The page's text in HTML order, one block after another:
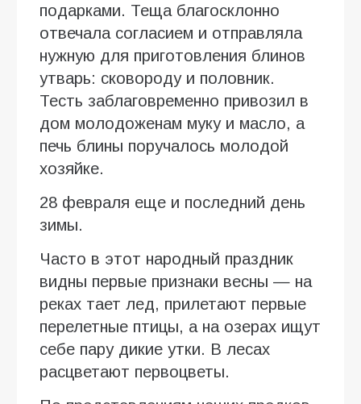
подарками. Теща благосклонно
отвечала согласием и отправляла
нужную для приготовления блинов
утварь: сковороду и половник.
Тесть заблаговременно привозил в
дом молодоженам муку и масло, а
печь блины поручалось молодой
хозяйке.
28 февраля еще и последний день
зимы.
Часто в этот народный праздник
видны первые признаки весны — на
реках тает лед, прилетают первые
перелетные птицы, а на озерах ищут
себе пару дикие утки. В лесах
расцветают первоцветы.